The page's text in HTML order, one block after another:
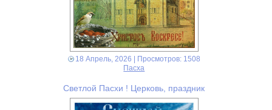
18 Апрель, 2026 | Просмотров: 1508
Пасха
Светлой Пасхи ! Церковь, праздник